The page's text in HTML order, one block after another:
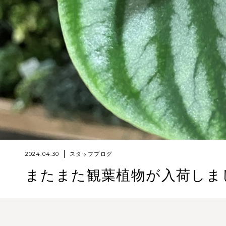
2024.04.30 スタッフブログ
またまた観葉植物が入荷しま